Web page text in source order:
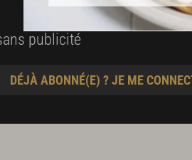
publicité
DÉJÀ ABONNÉ(E) ? JE ME